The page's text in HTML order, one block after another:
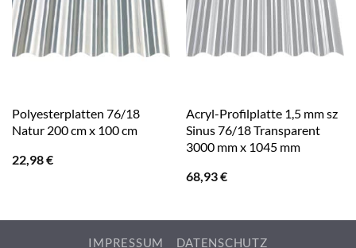
Polyesterplatten 76/18
Natur 200 cm x 100 cm
22,98€
Acryl-Profilplatte 1,5 mm sz
Sinus 76/18 Transparent
3000 mm x 1045 mm
68,93€
IMPRESSUM DATENSCHUTZ